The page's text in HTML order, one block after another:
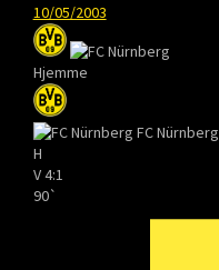
10/05/2003
Hjemme
FC Nürnberg
H
V4:1
90`